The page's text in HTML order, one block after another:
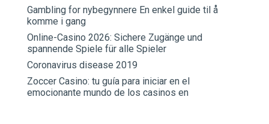
Gambling for nybegynnere En enkel guide til å
komme i gang
Online-Casino 2026: Sichere Zugänge und
spannende Spiele für alle Spieler
Coronavirus disease 2019
Zoccer Casino: tu guía para iniciar en el
emocionante mundo de los casinos en